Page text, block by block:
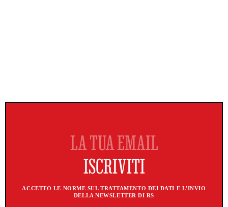
ACCETTO LE NORME SUL TRATTAMENTO DEI DATI E L'INVIO
DELLA NEWSLETTER DI RS